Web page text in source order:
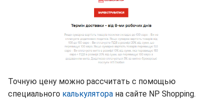
Точную цену можно рассчитать с помощью
специального калькулятора на сайте NP Shopping.